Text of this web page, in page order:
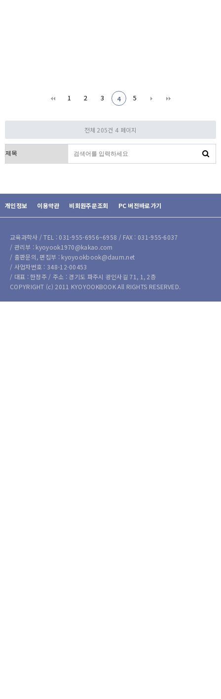
1 2 3 4 5
전체 205건 4 페이지
개인정보 이용약관 비회원주문조회 PC 버전바로가기
교육과학사 / TEL : 031-955-6956~6958 / FAX : 031-955-6037
/ 관리부 : kyoyook1970@kakao.com
/ 출판문의, 편집부 : kyoyookbook@daum.net
/ 사업자번호 : 348-12-00453
/ 대표 : 한정주 / 주소 : 경기도 파주시 광인사길 71, 1, 2층
COPYRIGHT (c) 2011 KYOYOOKBOOK All RIGHTS RESERVED.